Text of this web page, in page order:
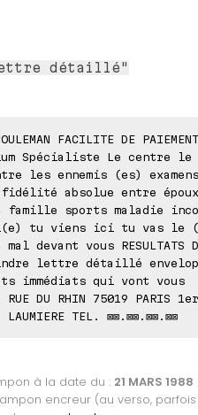
détaillé"
FACILITE DE PAIEMENT
Spécialiste Le centre le
les ennemis (es) examens
fidélité absolue entre époux
sports maladie
tu viens ici tu vas le
devant vous RESULTATS
joindre lettre détaillé
immédiats qui vont vous
DU RHIN 75019 PARIS
TEL. ⊠⊠.⊠⊠.⊠⊠.⊠⊠
à la date du : 21 MARS 1988
encreur (au verso,